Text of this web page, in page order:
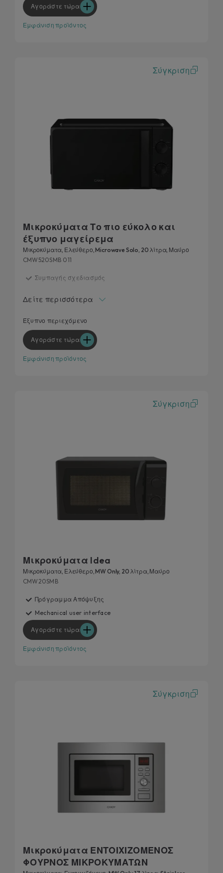
Αποψύξτε το φαγητό σας εύκολα και γρήγορα!
Αγοράστε τώρα
Εμφάνιση προϊόντος
Σύγκριση
Μικροκύματα Το πιο εύκολο και
έξυπνο μαγείρεμα
Μικροκύματα, Ελεύθερο, Microwave Solo, 20 λίτρα, Μαύρο
CMW520SMB 011
Συμπαγής σχεδιασμός
Καθάρισμα χωρίς προσπάθεια
Ανακαλύψτε νέες συνταγές στην εφαρμογή hOn
Γυαλί υψηλής ποιότητας.
Δείτε περισσότερα
Έξυπνο περιεχόμενο
Αγοράστε τώρα
Εμφάνιση προϊόντος
Σύγκριση
Μικροκύματα Idea
Μικροκύματα, Ελεύθερο, MW Only, 20 λίτρα, Μαύρο
CMW20SMB
Πρόγραμμα Απόψυξης
Mechanical user interface
Αγοράστε τώρα
Εμφάνιση προϊόντος
Σύγκριση
Μικροκύματα ΕΝΤΟΙΧΙΖΟΜΕΝΟΣ
ΦΟΥΡΝΟΣ ΜΙΚΡΟΚΥΜΑΤΩΝ